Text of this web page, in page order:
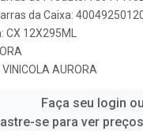
da Caixa:
12X295ML
VINICOLA AURORA
Faça seu login ou
se para ver